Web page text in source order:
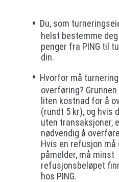
Du, som
helst bestemme
penger fra PING til
din.
Hvorfor må
overføring?
liten kostnad for å
(rundt 5 kr), og hvis
uten transaksjoner,
nødvendig å
Hvis en refusjon må
påmelder, må minst
refusjonsbeløpet
hos PING.